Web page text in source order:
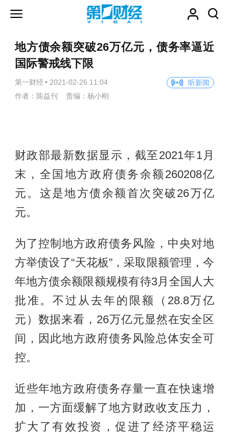
地方债余额突破26万亿元，债务率逼近
国际警戒线下限
第一财经 • 2021-02-26 11:04
听新闻
作者：陈益刊 责编：杨小刚
财政部最新数据显示，截至2021年1月
末，全国地方政府债务余额260208亿
元。这是地方债余额首次突破26万亿
元。
为了控制地方政府债务风险，中央对地
方举债设了“天花板”，采取限额管理，今
年地方债余额限额规模有待3月全国人大
批准。不过从去年的限额（28.8万亿
元）数据来看，26万亿元显然在安全区
间，因此地方政府债务风险总体安全可
控。
近些年地方政府债务存量一直在快速增
加，一方面缓解了地方财政收支压力，
扩大了有效投资，促进了经济平稳运